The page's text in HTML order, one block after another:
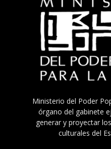
Ministerio del Poder
órgano del gabinete
generar y proyectar
culturales del